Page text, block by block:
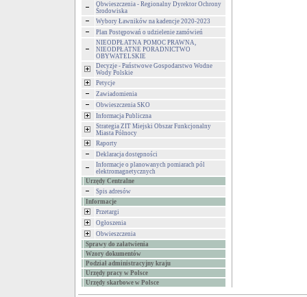
Obwieszczenia - Regionalny Dyrektor Ochrony
Środowiska
Wybory Ławników na kadencje 2020-2023
Plan Postępowań o udzielenie zamówień
NIEODPŁATNA POMOC PRAWNA,
NIEODPŁATNE PORADNICTWO
OBYWATELSKIE
Decyzje - Państwowe Gospodarstwo Wodne
Wody Polskie
Petycje
Zawiadomienia
Obwieszczenia SKO
Informacja Publiczna
Strategia ZIT Miejski Obszar Funkcjonalny
Miasta Północy
Raporty
Deklaracja dostępności
Informacje o planowanych pomiarach pól
elektromagnetycznych
Urzędy Centralne
Spis adresów
Informacje
Przetargi
Ogłoszenia
Obwieszczenia
Sprawy do załatwienia
Wzory dokumentów
Podział administracyjny kraju
Urzędy pracy w Polsce
Urzędy skarbowe w Polsce